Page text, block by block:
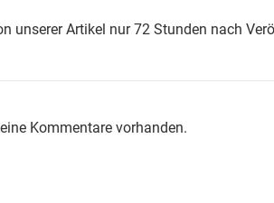
unserer Artikel nur 72 Stunden nach
Kommentare vorhanden.